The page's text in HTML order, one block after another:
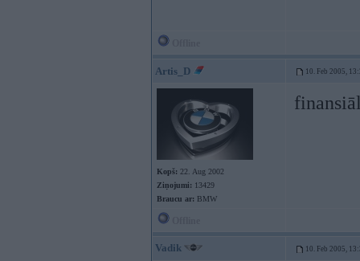
Artis_D 10. Feb 2005,
Kopš: 22. Aug 2002
Ziņojumi: 13429
Braucu ar: BMW
Vadik 10. Feb 2005,